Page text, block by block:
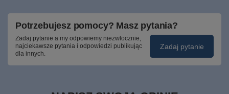
Potrzebujesz pomocy? Masz pytania?
Zadaj pytanie a my odpowiemy niezwłocznie,
najciekawsze pytania i odpowiedzi publikując
dla innych.
Zadaj pytanie